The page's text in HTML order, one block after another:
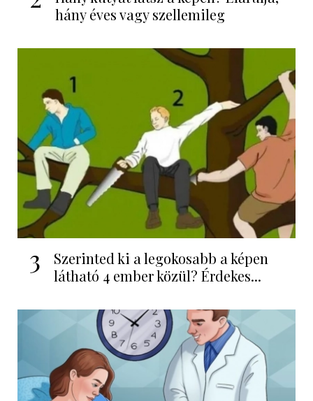
hány éves vagy szellemileg
3
Szerinted ki a legokosabb a képen
látható 4 ember közül? Érdekes...